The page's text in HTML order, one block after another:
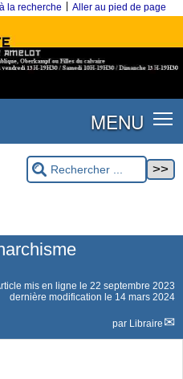
la recherche Aller au pied de page
MENU
mis en ligne le 22 septembre 2023
dernière modification le 14 mars 2024
par Libraire